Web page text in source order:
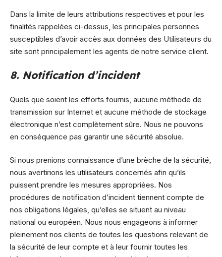
Dans la limite de leurs attributions respectives et pour les
finalités rappelées ci-dessus, les principales personnes
susceptibles d’avoir accès aux données des Utilisateurs du
site sont principalement les agents de notre service client.
8. Notification d’incident
Quels que soient les efforts fournis, aucune méthode de
transmission sur Internet et aucune méthode de stockage
électronique n’est complètement sûre. Nous ne pouvons
en conséquence pas garantir une sécurité absolue.
Si nous prenions connaissance d’une brèche de la sécurité,
nous avertirions les utilisateurs concernés afin qu’ils
puissent prendre les mesures appropriées. Nos
procédures de notification d’incident tiennent compte de
nos obligations légales, qu’elles se situent au niveau
national ou européen. Nous nous engageons à informer
pleinement nos clients de toutes les questions relevant de
la sécurité de leur compte et à leur fournir toutes les